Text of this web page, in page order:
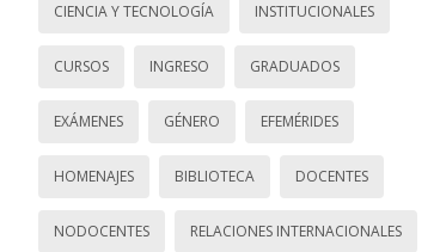
CIENCIA Y TECNOLOGÍA INSTITUCIONALES
CURSOS INGRESO GRADUADOS
EXÁMENES GÉNERO EFEMÉRIDES
HOMENAJES BIBLIOTECA DOCENTES
NODOCENTES RELACIONES INTERNACIONALES